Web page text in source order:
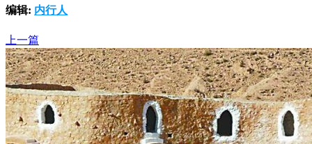
编辑: 内行人
上一篇